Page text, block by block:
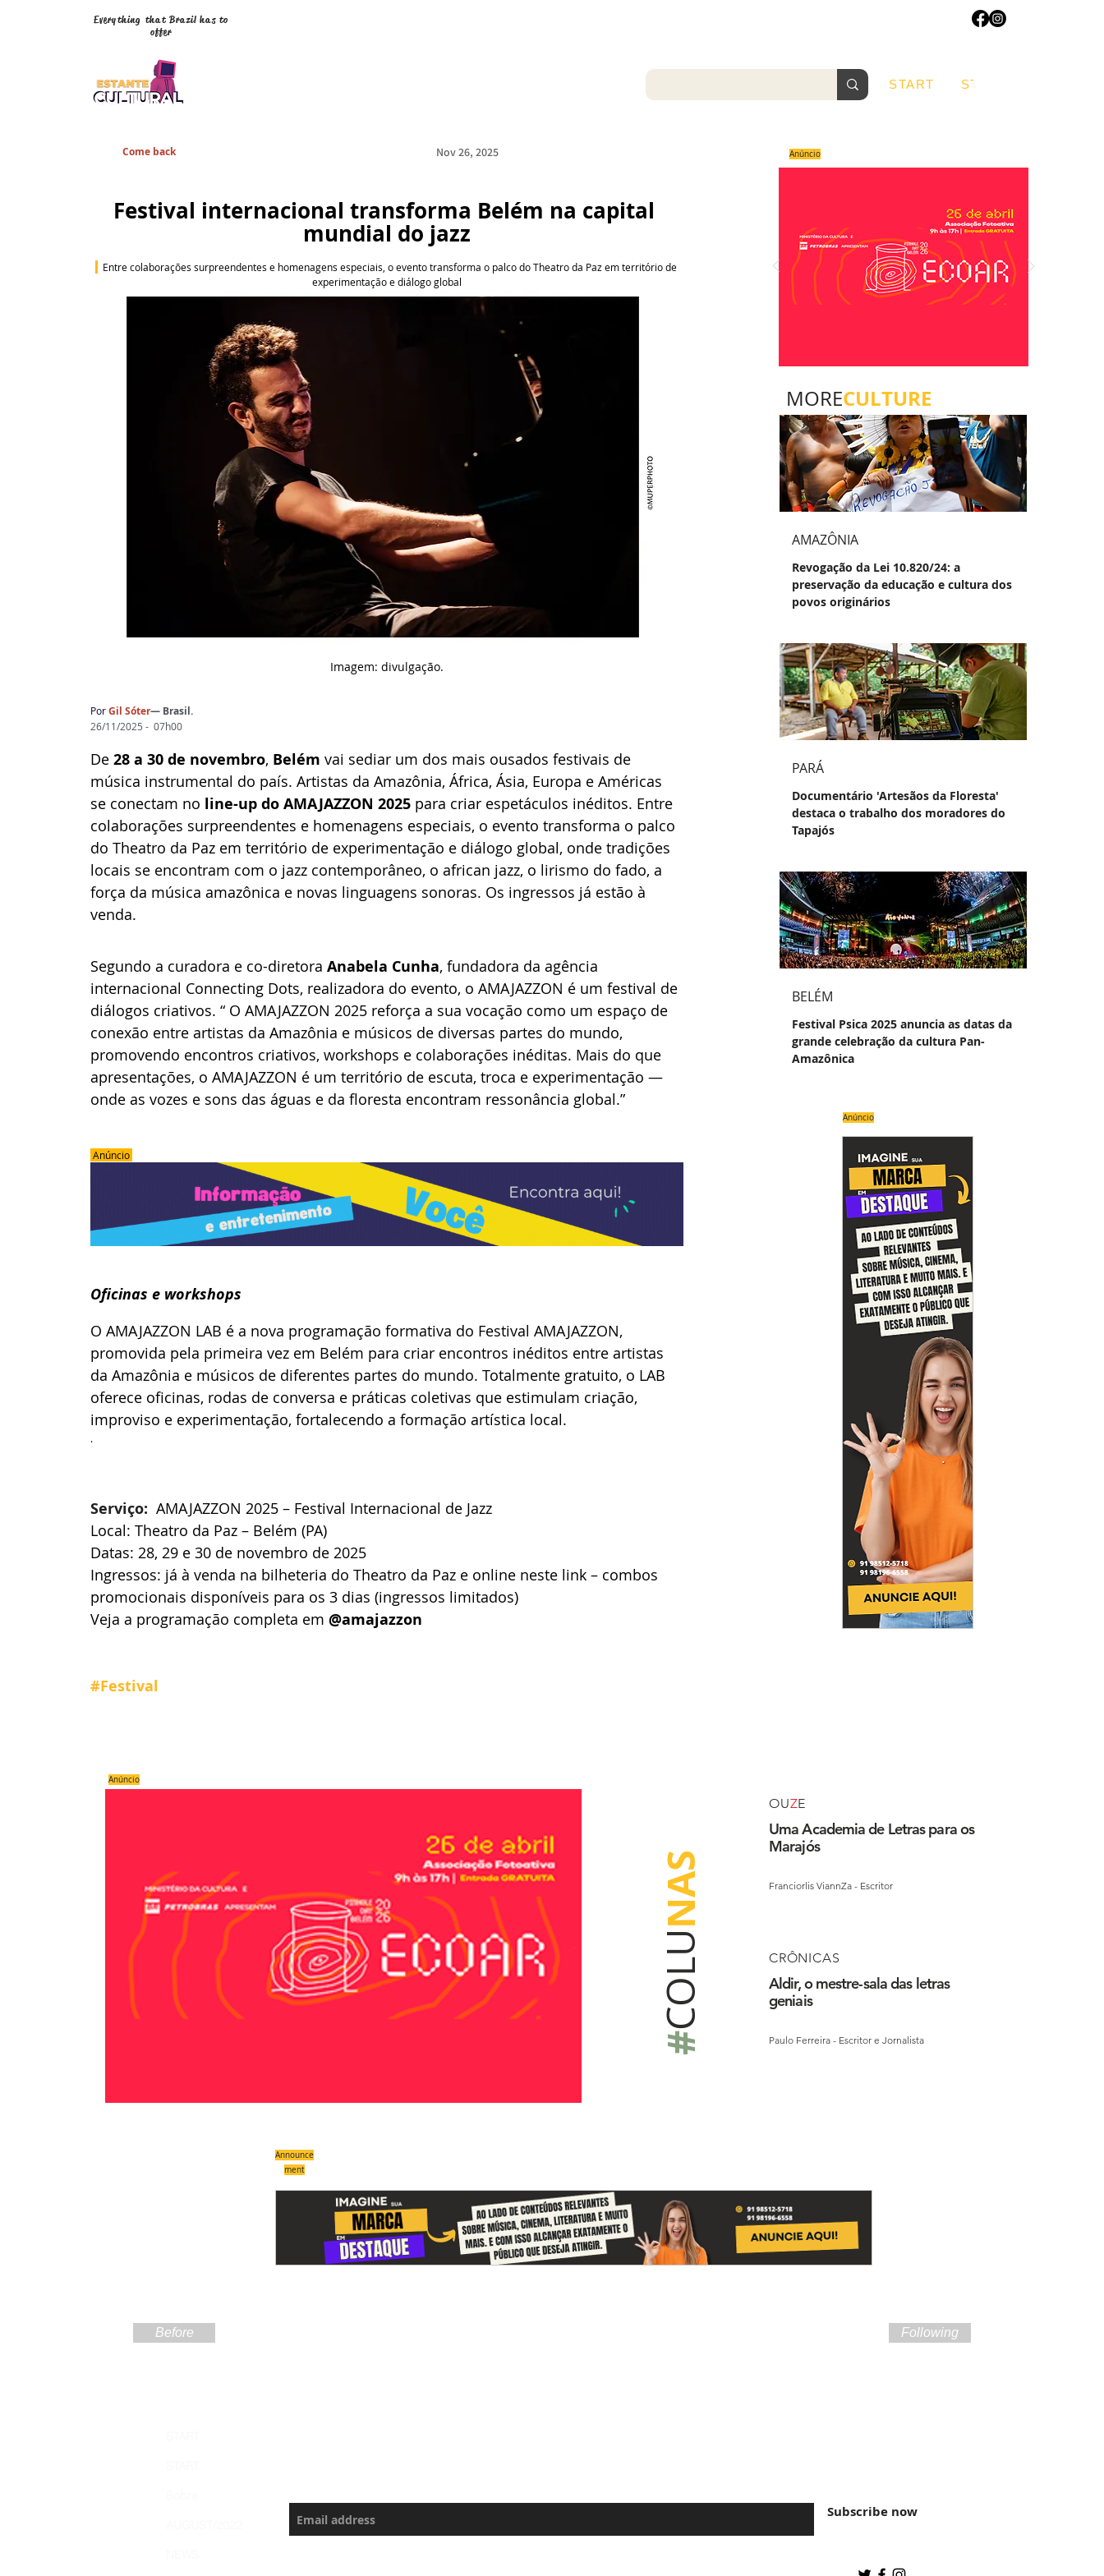
Everything that Brazil has to
offer
START START
Come back Nov 26, 2025
Festival internacional transforma Belém na capital
mundial do jazz
Entre colaborações surpreendentes e homenagens especiais, o evento transforma o palco do Theatro da Paz em território de
experimentação e diálogo global
Imagem: divulgação.
PorGil Sóter— Brasil.
26/11/2025 -  07h00
De 28 a 30 de novembro, Belém vai sediar um dos mais ousados festivais de
música instrumental do país. Artistas da Amazônia, África, Ásia, Europa e Américas
se conectam no line-up do AMAJAZZON 2025 para criar espetáculos inéditos. Entre
colaborações surpreendentes e homenagens especiais, o evento transforma o palco
do Theatro da Paz em território de experimentação e diálogo global, onde tradições
locais se encontram com o jazz contemporâneo, o african jazz, o lirismo do fado, a
força da música amazônica e novas linguagens sonoras. Os ingressos já estão à
venda.
Segundo a curadora e co-diretora Anabela Cunha, fundadora da agência
internacional Connecting Dots, realizadora do evento, o AMAJAZZON é um festival de
diálogos criativos. “ O AMAJAZZON 2025 reforça a sua vocação como um espaço de
conexão entre artistas da Amazônia e músicos de diversas partes do mundo,
promovendo encontros criativos, workshops e colaborações inéditas. Mais do que
apresentações, o AMAJAZZON é um território de escuta, troca e experimentação —
onde as vozes e sons das águas e da floresta encontram ressonância global.”
Anúncio
Oficinas e workshops
O AMAJAZZON LAB é a nova programação formativa do Festival AMAJAZZON,
promovida pela primeira vez em Belém para criar encontros inéditos entre artistas
da Amazônia e músicos de diferentes partes do mundo. Totalmente gratuito, o LAB
oferece oficinas, rodas de conversa e práticas coletivas que estimulam criação,
improviso e experimentação, fortalecendo a formação artística local.
.
Serviço: AMAJAZZON 2025 – Festival Internacional de Jazz
Local: Theatro da Paz – Belém (PA)
Datas: 28, 29 e 30 de novembro de 2025
Ingressos: já à venda na bilheteria do Theatro da Paz e online neste link – combos
promocionais disponíveis para os 3 dias (ingressos limitados)
Veja a programação completa em @amajazzon
#Festival
Anúncio
MORECULTURE
AMAZÔNIA
Revogação da Lei 10.820/24: a
preservação da educação e cultura dos
povos originários
PARÁ
Documentário 'Artesãos da Floresta'
destaca o trabalho dos moradores do
Tapajós
BELÉM
Festival Psica 2025 anuncia as datas da
grande celebração da cultura Pan-
Amazônica
Anúncio
#
COLU
NAS
OUZE
Uma Academia de Letras para os
Marajós
Franciorlis ViannZa - Escritor
CRÔNICAS
Aldir, o mestre-sala das letras
geniais
Paulo Ferreira - Escritor e Jornalista
Anúncio
Announce
ment
Before Following
Subscribe now